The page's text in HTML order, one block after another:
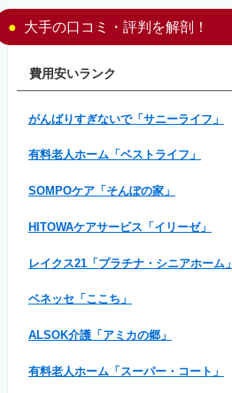
大手の口コミ・評判を解剖！
費用安いランク
がんばりすぎないで「サニーライフ」
有料老人ホーム「ベストライフ」
SOMPOケア「そんぽの家」
HITOWAケアサービス「イリーゼ」
レイクス21「プラチナ・シニアホーム」
ベネッセ「ここち」
ALSOK介護「アミカの郷」
有料老人ホーム「スーパー・コート」